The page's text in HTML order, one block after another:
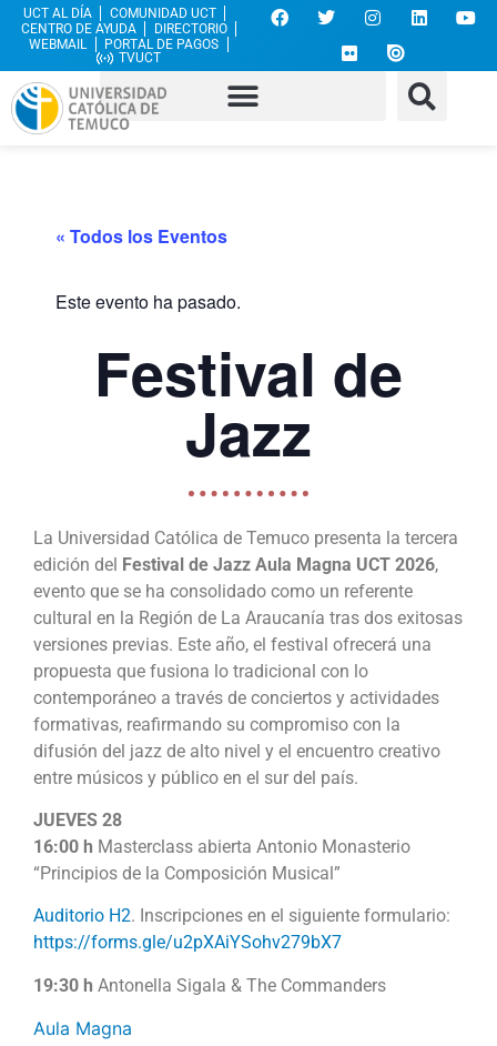
UCT AL DÍA
COMUNIDAD UCT
CENTRO DE AYUDA
DIRECTORIO
WEBMAIL
PORTAL DE PAGOS
TVUCT
« Todos los Eventos
Este evento ha pasado.
Festival de
Jazz
La Universidad Católica de Temuco presenta la tercera
edición del Festival de Jazz Aula Magna UCT 2026,
evento que se ha consolidado como un referente
cultural en la Región de La Araucanía tras dos exitosas
versiones previas. Este año, el festival ofrecerá una
propuesta que fusiona lo tradicional con lo
contemporáneo a través de conciertos y actividades
formativas, reafirmando su compromiso con la
difusión del jazz de alto nivel y el encuentro creativo
entre músicos y público en el sur del país.
JUEVES 28
16:00 h Masterclass abierta Antonio Monasterio
“Principios de la Composición Musical”
Auditorio H2. Inscripciones en el siguiente formulario:
https://forms.gle/u2pXAiYSohv279bX7
19:30 h Antonella Sigala & The Commanders
Aula Magna